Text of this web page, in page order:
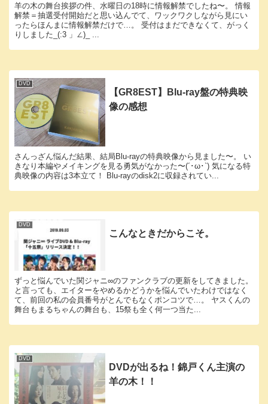
羊の木の舞台挨拶の件、水曜日の18時に情報解禁でしたね〜。 情報
解禁＝抽選受付開始だと思い込んでて、ワックワクしながら見にい
ったらほんまに情報解禁だけで…。 受付はまだできなくて、がっく
りしました_(:3 」∠)_ ...
DVD
【GR8EST】Blu-ray盤の特典映
像の感想
さんっざん悩んだ結果、結局Blu-rayの特典映像から見ました〜。 い
きなり本編やメイキングを見る勇気がなかった〜(´･ω･`) 気になる特
典映像の内容は3本立て！ Blu-rayのdisk2に収録されてい...
DVD
こんなときだからこそ。
ずっと悩んでいた関ジャニ∞のファンクラブの更新をしてきました。
と言っても、エイターをやめるかどうかを悩んでいたわけではなく
て、前回の私の会員番号がとんでもなくポンコツで…。 ヤスくんの
舞台もまるちゃんの舞台も、15祭も全く何一つ当た...
DVD
DVDが出るね！錦戸くん主演の
羊の木！！